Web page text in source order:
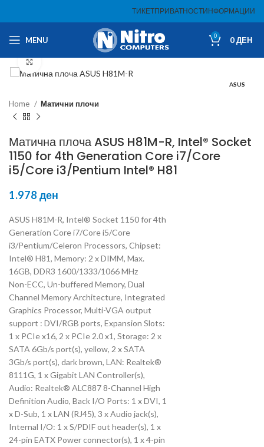
ТИКЕТПРИВАТНОСТИНФОРМАЦИИ
MENU 0 0ДЕН
ASUS
Home Матични плочи
Матична плоча ASUS H81M-R, Intel® Socket
1150 for 4th Generation Core i7/Core
i5/Core i3/Pentium Intel® H81
1.978 ден
ASUS H81M-R, Intel® Socket 1150 for 4th
Generation Core i7/Core i5/Core
i3/Pentium/Celeron Processors, Chipset:
Intel® H81, Memory: 2 x DIMM, Max.
16GB, DDR3 1600/1333/1066 MHz
Non-ECC, Un-buffered Memory, Dual
Channel Memory Architecture, Integrated
Graphics Processor, Multi-VGA output
support : DVI/RGB ports, Expansion Slots:
1 x PCIe x16, 2 x PCIe 2.0 x1, Storage: 2 x
SATA 6Gb/s port(s), yellow, 2 x SATA
3Gb/s port(s), dark brown, LAN: Realtek®
8111G, 1 x Gigabit LAN Controller(s),
Audio: Realtek® ALC887 8-Channel High
Definition Audio, Back I/O Ports: 1 x DVI, 1
x D-Sub, 1 x LAN (RJ45), 3 x Audio jack(s),
Internal I/O: 1 x S/PDIF out header(s), 1 x
24-pin EATX Power connector(s), 1 x 4-pin